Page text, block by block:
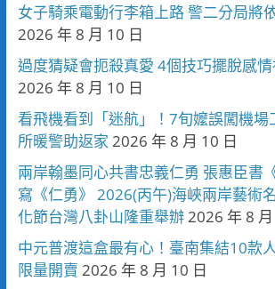
女子騎乘電動行李箱上路 警二分局將
2026 年 8 月 10 日
過度猜疑會扼殺真愛 4個技巧擺脫感
2026 年 8 月 10 日
看飛機看到「迷航」！7旬嬤誤闖機
所暖警助返家 2026 年 8 月 10 日
兩岸翰墨同心共書忠義仁勇 張惠臣書
寫《仁勇》 2026(丙午)海峽兩岸藝術
化節台灣八卦山隆重舉辦 2026 年 8
中元普渡這盒最有心！臺南集結10
限量開賣 2026 年 8 月 10 日